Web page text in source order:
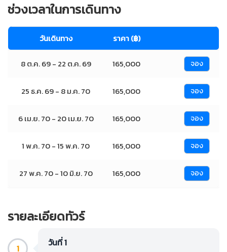
ช่วงเวลาในการเดินทาง
วันเดินทาง ราคา (฿)
8 ต.ค. 69 - 22 ต.ค. 69 165,000 จอง
25 ธ.ค. 69 - 8 ม.ค. 70 165,000 จอง
6 เม.ย. 70 - 20 เม.ย. 70 165,000 จอง
1 พ.ค. 70 - 15 พ.ค. 70 165,000 จอง
27 พ.ค. 70 - 10 มิ.ย. 70 165,000 จอง
รายละเอียดทัวร์
1 วันที่ 1